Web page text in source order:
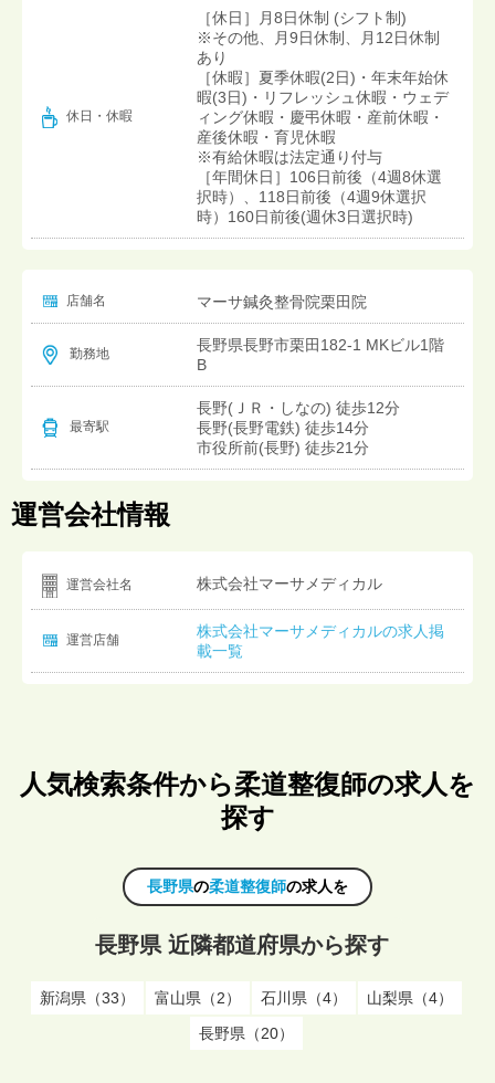
休日・休暇
［休日］月8日休制 (シフト制)
※その他、月9日休制、月12日休制
あり
［休暇］夏季休暇(2日)・年末年始休
暇(3日)・リフレッシュ休暇・ウェデ
ィング休暇・慶弔休暇・産前休暇・
産後休暇・育児休暇
※有給休暇は法定通り付与
［年間休日］106日前後（4週8休選
択時）、118日前後（4週9休選択
時）160日前後(週休3日選択時)
店舗名 マーサ鍼灸整骨院栗田院
勤務地
長野県長野市栗田182-1 MKビル1階
B
最寄駅
長野(ＪＲ・しなの) 徒歩12分
長野(長野電鉄) 徒歩14分
市役所前(長野) 徒歩21分
運営会社情報
運営会社名 株式会社マーサメディカル
運営店舗
株式会社マーサメディカルの求人掲
載一覧
人気検索条件から柔道整復師の求人を
探す
長野県の柔道整復師の求人を
長野県 近隣都道府県から探す
新潟県（33） 富山県（2） 石川県（4）
山梨県（4）
長野県（20）